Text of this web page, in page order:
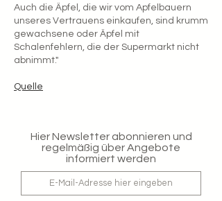
Auch die Äpfel, die wir vom Apfelbauern
unseres Vertrauens einkaufen, sind krumm
gewachsene oder Äpfel mit
Schalenfehlern, die der Supermarkt nicht
abnimmt."
Quelle
Hier Newsletter abonnieren und
regelmäßig über Angebote
informiert werden